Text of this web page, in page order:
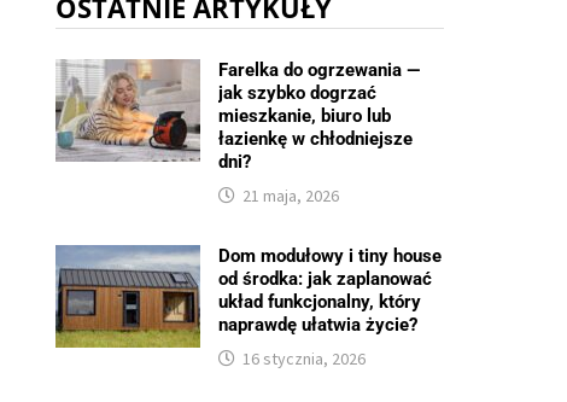
OSTATNIE ARTYKUŁY
Farelka do ogrzewania —
jak szybko dogrzać
mieszkanie, biuro lub
łazienkę w chłodniejsze
dni?
21 maja, 2026
Dom modułowy i tiny house
od środka: jak zaplanować
układ funkcjonalny, który
naprawdę ułatwia życie?
16 stycznia, 2026